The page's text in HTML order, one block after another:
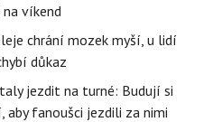
víkend
chrání mozek myší, u lidí
důkaz
jezdit na turné: Budují si
fanoušci jezdili za nimi